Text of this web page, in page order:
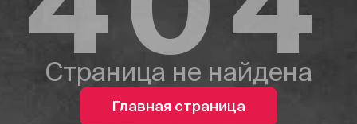
Страница не найдена
Главная страница